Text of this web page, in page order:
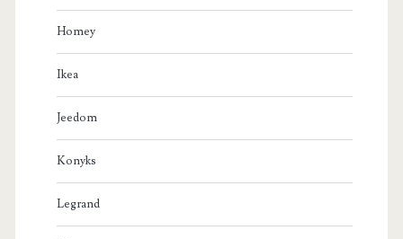
Homey
Ikea
Jeedom
Konyks
Legrand